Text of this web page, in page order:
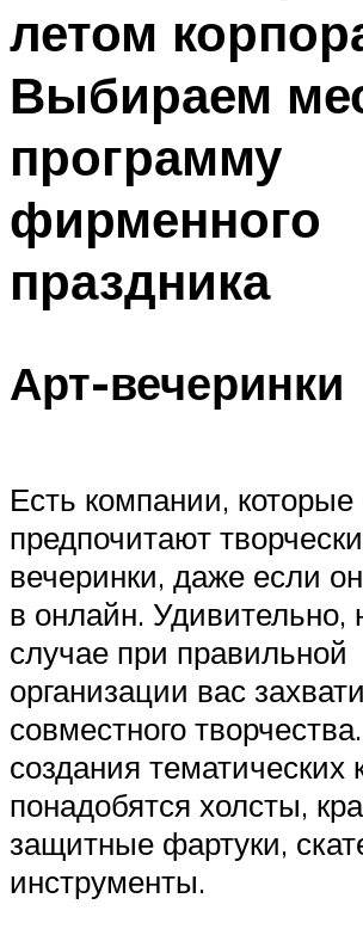
Меню
летом
Выбираем
программу
фирменного
праздника
Арт-вечеринки
Есть компании,
предпочитают
вечеринки, даже если
в онлайн. Удивительно,
случае при правильной
организации вас
совместного
создания тематических
понадобятся холсты,
защитные фартуки,
инструменты.